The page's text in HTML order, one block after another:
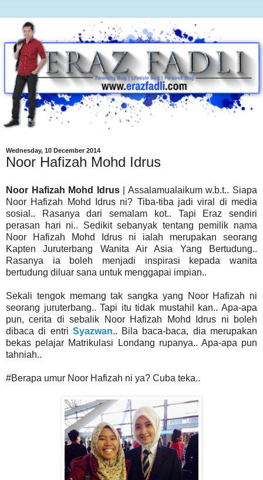
Wednesday, 10 December 2014
Noor Hafizah Mohd Idrus
Noor Hafizah Mohd Idrus| Assalamualaikum w.b.t.. Siapa
Noor Hafizah Mohd Idrus ni? Tiba-tiba jadi viral di media
sosial.. Rasanya dari semalam kot.. Tapi Eraz sendiri
perasan hari ni.. Sedikit sebanyak tentang pemilik nama
Noor Hafizah Mohd Idrus ni ialah merupakan seorang
Kapten Juruterbang Wanita Air Asia Yang Bertudung..
Rasanya ia boleh menjadi inspirasi kepada wanita
bertudung diluar sana untuk menggapai impian..
Sekali tengok memang tak sangka yang Noor Hafizah ni
seorang juruterbang.. Tapi itu tidak mustahil kan.. Apa-apa
pun, cerita di sebalik Noor Hafizah Mohd Idrus ni boleh
dibaca di entri Syazwan.. Bila baca-baca, dia merupakan
bekas pelajar Matrikulasi Londang rupanya.. Apa-apa pun
tahniah..
#Berapa umur Noor Hafizah ni ya? Cuba teka..